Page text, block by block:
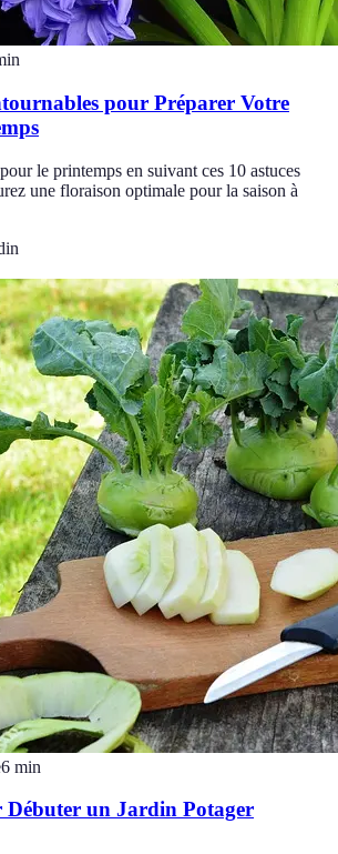
pour Préparer Votre
le printemps en suivant ces 10 astuces
une floraison optimale pour la saison à
6 min
Débuter un Jardin Potager